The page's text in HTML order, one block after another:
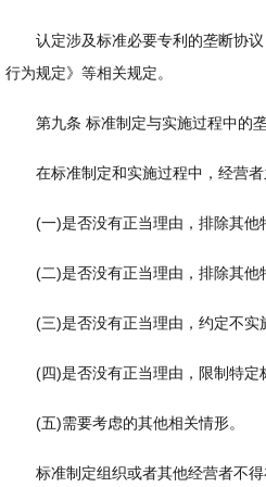
认定涉及标准必要专利的垄断协议
行为规定》等相关规定。
第九条 标准制定与实施过程中的
在标准制定和实施过程中，经营者
(一)是否没有正当理由，排除其他
(二)是否没有正当理由，排除其他
(三)是否没有正当理由，约定不实
(四)是否没有正当理由，限制特定
(五)需要考虑的其他相关情形。
标准制定组织或者其他经营者不得